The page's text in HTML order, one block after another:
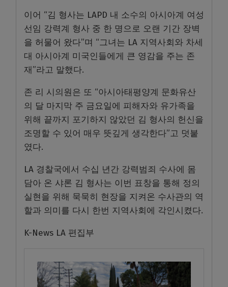
이어 “김 형사는 LAPD 내 소수의 아시아계 여성
선임 강력계 형사 중 한 명으로 오랜 기간 장벽
을 허물어 왔다”며 “그녀는 LA 지역사회와 차세
대 아시아계 미국인들에게 큰 영감을 주는 존
재”라고 말했다.
존 리 시의원은 또 “아시아태평양계 문화유산
의 달 마지막 주 금요일에 피해자와 유가족을
위해 끝까지 포기하지 않았던 김 형사의 헌신을
조명할 수 있어 매우 뜻깊게 생각한다”고 덧붙
였다.
LA 경찰국에서 수십 년간 강력범죄 수사에 몸
담아 온 샤론 김 형사는 이번 표창을 통해 정의
실현을 위해 묵묵히 현장을 지켜온 수사관의 역
할과 의미를 다시 한번 지역사회에 각인시켰다.
K-News LA 편집부